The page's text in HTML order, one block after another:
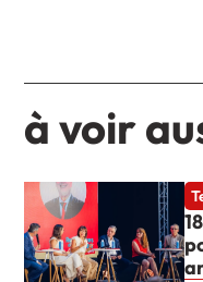
à voir